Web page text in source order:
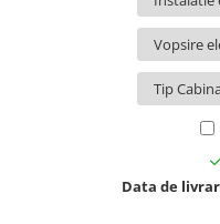
Volvo FH 4 Euro 6
Lumini, Becuri, Proiectoare
Accesorii iluminare LED
Data de